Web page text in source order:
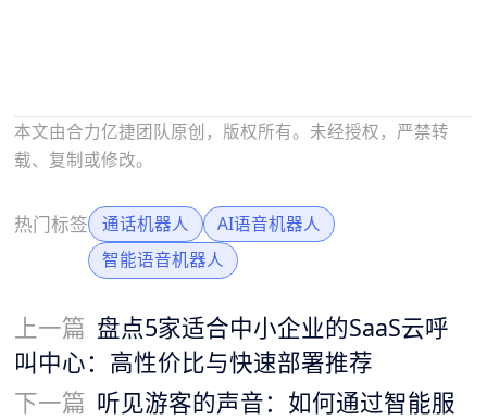
本文由合力亿捷团队原创，版权所有。未经授权，严禁转
载、复制或修改。
热门标签 通话机器人
AI语音机器人
智能语音机器人
上一篇 盘点5家适合中小企业的SaaS云呼
叫中心：高性价比与快速部署推荐
下一篇 听见游客的声音：如何通过智能服